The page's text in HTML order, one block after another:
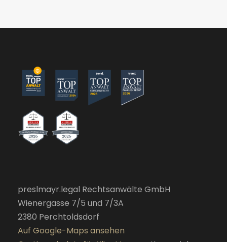
preslmayr.legal Rechtsanwälte GmbH
Wienergasse 7/5 und 7/3A
2380 Perchtoldsdorf
Auf Google-Maps ansehen